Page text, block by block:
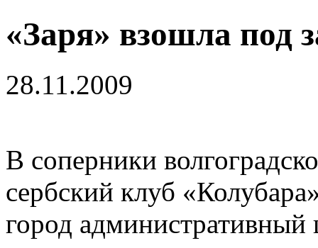
«Заря» взошла под
28.11.2009
В соперники
сербский клуб
город